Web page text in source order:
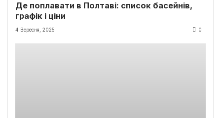
Де поплавати в Полтаві: список басейнів,
графік і ціни
4 Вересня, 2025 0